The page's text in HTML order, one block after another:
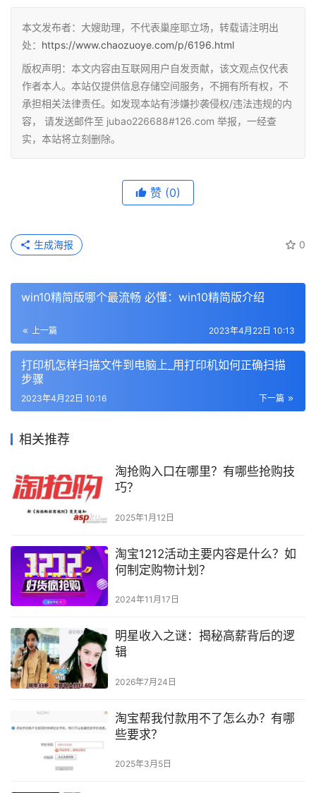
本文发布者：大嫂助理，不代表巢座耶立场，转载请注明出
处： https://www.chaozuoye.com/p/6196.html
版权声明：本文内容由互联网用户自发贡献，该文观点仅代表
作者本人。本站仅提供信息存储空间服务，不拥有所有权，不
承担相关法律责任。如发现本站有涉嫌抄袭侵权/违法违规的内
容， 请发送邮件至 jubao226688#126.com 举报，一经查
实，本站将立刻删除。
赞 (0)
0
生成海报
win10精简版哪个最流畅 必懂：win10精简版介绍
上一篇 2023年4月22日 10:13
打印机怎样扫描文件到电脑上_用打印机如何正确扫描
步骤
下一篇
2023年4月22日 10:16
相关推荐
淘抢购入口在哪里？有哪些抢购技
巧？
2025年1月12日
淘宝1212活动主要内容是什么？如
何制定购物计划？
2024年11月17日
明星收入之谜：揭秘高薪背后的逻
辑
2026年7月24日
淘宝帮我付款用不了怎么办？有哪
些要求？
2025年3月5日